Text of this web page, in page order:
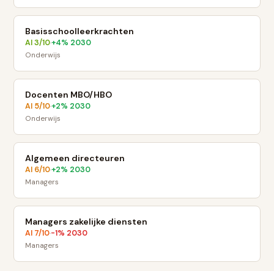
Basisschoolleerkrachten
AI3/10·+4% 2030
Onderwijs
Docenten MBO/HBO
AI 5/10·+2% 2030
Onderwijs
Algemeen directeuren
AI 6/10·+2% 2030
Managers
Managers zakelijke diensten
AI 7/10·-1% 2030
Managers